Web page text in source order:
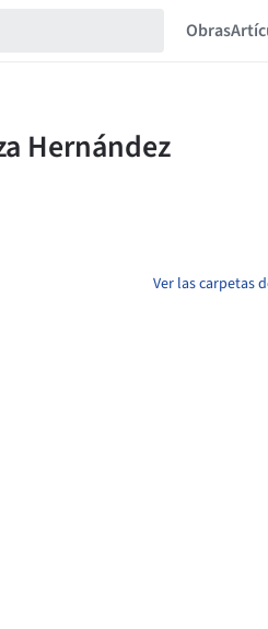
Obras
Ver las carpetas